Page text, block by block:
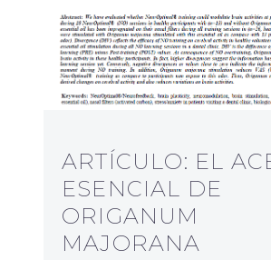
ARTÍCULO: EL
ESENCIAL DE
ORIGANUM
MAJORANA